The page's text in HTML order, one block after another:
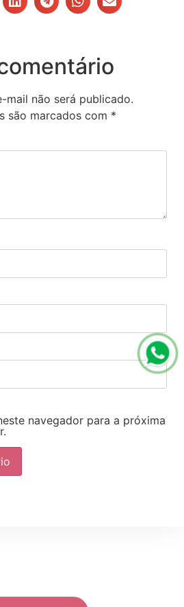
mail não será publicado.
são marcados com *
navegador para a próxima